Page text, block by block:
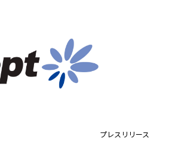
プレスリリース